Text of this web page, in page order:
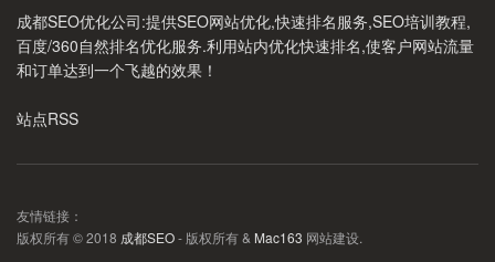
成都SEO优化公司:提供SEO网站优化,快速排名服务,SEO培训教程,
百度/360自然排名优化服务.利用站内优化快速排名,使客户网站流量
和订单达到一个飞越的效果！
站点RSS
友情链接：
版权所有 © 2018 成都SEO- 版权所有 & Mac163 网站建设.